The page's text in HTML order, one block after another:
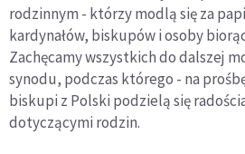
rodzinnym - którzy modlą się za
kardynałów, biskupów i osoby
Zachęcamy wszystkich do dalszej
synodu, podczas którego - na
biskupi z Polski podzielą się
dotyczącymi rodzin.